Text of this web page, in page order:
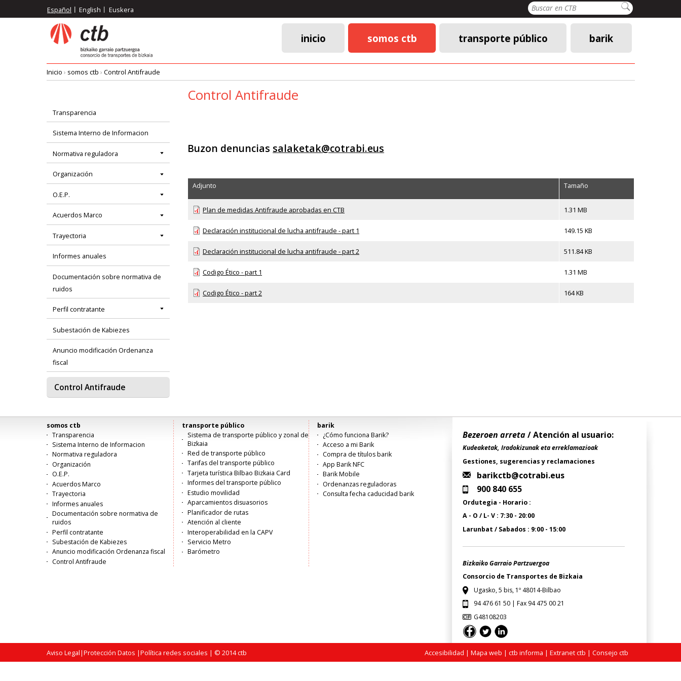
al
Buscar
Español English Euskera
Menú
principal
inicio somos ctb transporte público barik
de
navegación
Inicio › somos ctb › Control Antifraude
Control Antifraude
Buzon denuncias salaketak@cotrabi.eus
Adjunto Tamaño
Plan de medidas Antifraude aprobadas en CTB 1.31 MB
Declaración institucional de lucha antifraude - part 1 149.15 KB
Declaración institucional de lucha antifraude - part 2 511.84 KB
Codigo Ético - part 1 1.31 MB
Codigo Ético - part 2 164 KB
Menú
principal
Transparencia
Sistema Interno de Informacion
Normativa reguladora
Organización
O.E.P.
Acuerdos Marco
Trayectoria
Informes anuales
Documentación sobre normativa de
ruidos
Perfil contratante
Subestación de Kabiezes
Anuncio modificación Ordenanza
fiscal
Control Antifraude
Menú
principal
somos ctb
Transparencia
Sistema Interno de Informacion
Normativa reguladora
Organización
O.E.P.
Acuerdos Marco
Trayectoria
Informes anuales
Documentación sobre normativa de
ruidos
Perfil contratante
Subestación de Kabiezes
Anuncio modificación Ordenanza fiscal
Control Antifraude
transporte público
Sistema de transporte público y zonal de
Bizkaia
Red de transporte público
Tarifas del transporte público
Tarjeta turística Bilbao Bizkaia Card
Informes del transporte público
Estudio movilidad
Aparcamientos disuasorios
Planificador de rutas
Atención al cliente
Interoperabilidad en la CAPV
Servicio Metro
Barómetro
barik
¿Cómo funciona Barik?
Acceso a mi Barik
Compra de títulos barik
App Barik NFC
Barik Mobile
Ordenanzas reguladoras
Consulta fecha caducidad barik
Bezeroen arreta/ Atención al usuario:
Kudeaketak, Iradokizunak eta erreklamazioak
Gestiones, sugerencias y reclamaciones
barikctb@cotrabi.eus
900 840 655
Ordutegia - Horario :
A - O / L- V : 7:30 - 20:00
Larunbat / Sabados : 9:00 - 15:00
Bizkaiko Garraio Partzuergoa
Consorcio de Transportes de Bizkaia
Ugasko, 5 bis, 1º 48014-Bilbao
94 476 61 50 | Fax 94 475 00 21
G48108203
Aviso Legal|Protección Datos |Política redes sociales | © 2014 ctb Accesibilidad | Mapa web | ctb informa | Extranet ctb | Consejo ctb